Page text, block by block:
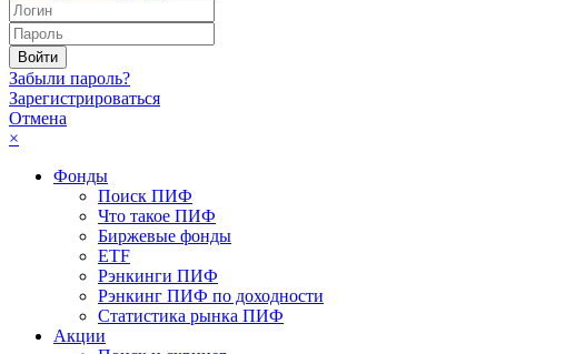
Забыли пароль?
Зарегистрироваться
Отмена
×
Фонды
Поиск ПИФ
Что такое ПИФ
Биржевые фонды
ETF
Рэнкинги ПИФ
Рэнкинг ПИФ по доходности
Статистика рынка ПИФ
Акции